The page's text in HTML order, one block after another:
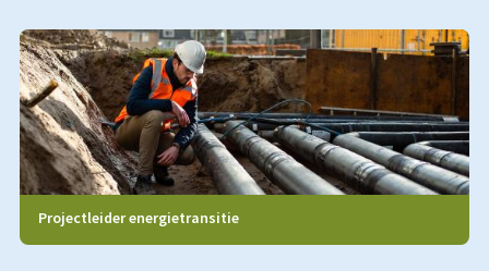
Projectleider energietransitie